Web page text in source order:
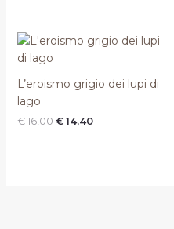
L’eroismo grigio dei lupi di
lago
€16,00
Il
prezzo
€ 16,00.
€14,40
Il
prezzo
€ 14,40.